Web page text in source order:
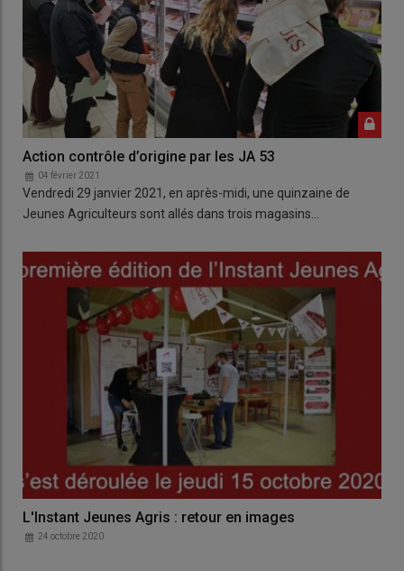
Action contrôle d’origine par les JA 53
04 février 2021
Vendredi 29 janvier 2021, en après-midi, une quinzaine de
Jeunes Agriculteurs sont allés dans trois magasins…
L'Instant Jeunes Agris : retour en images
24 octobre 2020